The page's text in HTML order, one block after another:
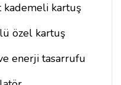
kartuş
özel kartuş
enerji tasarrufu